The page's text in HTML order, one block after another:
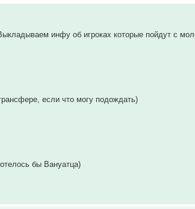
инфу об игроках которые пойдут с
если что могу подождать)
бы Вануатца)